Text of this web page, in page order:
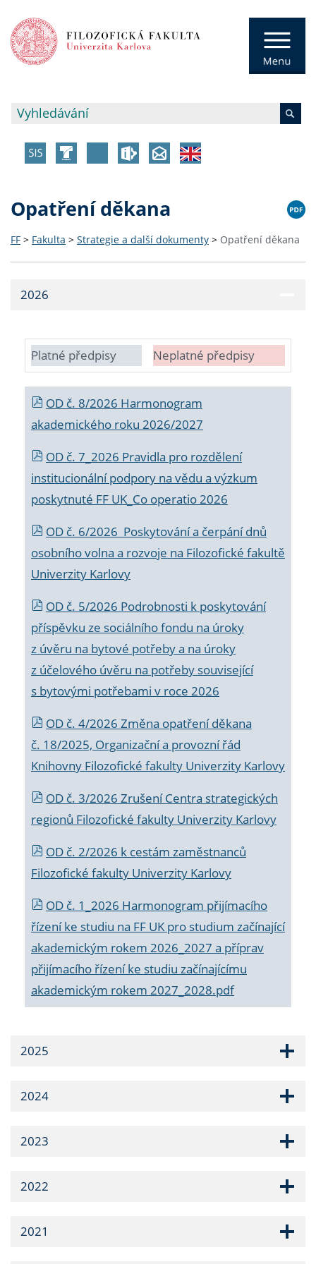
Opatření děkana
FF > Fakulta > Strategie a další dokumenty > Opatření děkana
2026
Platné předpisy Neplatné předpisy
OD č. 8/2026 Harmonogram
akademického roku 2026/2027
OD č. 7_2026 Pravidla pro rozdělení
institucionální podpory na vědu a výzkum
poskytnuté FF UK_Co operatio 2026
OD č. 6/2026 Poskytování a čerpání dnů
osobního volna a rozvoje na Filozofické fakultě
Univerzity Karlovy
OD č. 5/2026 Podrobnosti k poskytování
příspěvku ze sociálního fondu na úroky
z úvěru na bytové potřeby a na úroky
z účelového úvěru na potřeby související
s bytovými potřebami v roce 2026
OD č. 4/2026 Změna opatření děkana
č. 18/2025, Organizační a provozní řád
Knihovny Filozofické fakulty Univerzity Karlovy
OD č. 3/2026 Zrušení Centra strategických
regionů Filozofické fakulty Univerzity Karlovy
OD č. 2/2026 k cestám zaměstnanců
Filozofické fakulty Univerzity Karlovy
OD č. 1_2026 Harmonogram přijímacího
řízení ke studiu na FF UK pro studium začínající
akademickým rokem 2026_2027 a příprav
přijímacího řízení ke studiu začínajícímu
akademickým rokem 2027_2028.pdf
2025
2024
2023
2022
2021